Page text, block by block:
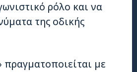
ρόλο και να
της οδικής
πραγματοποιείται με